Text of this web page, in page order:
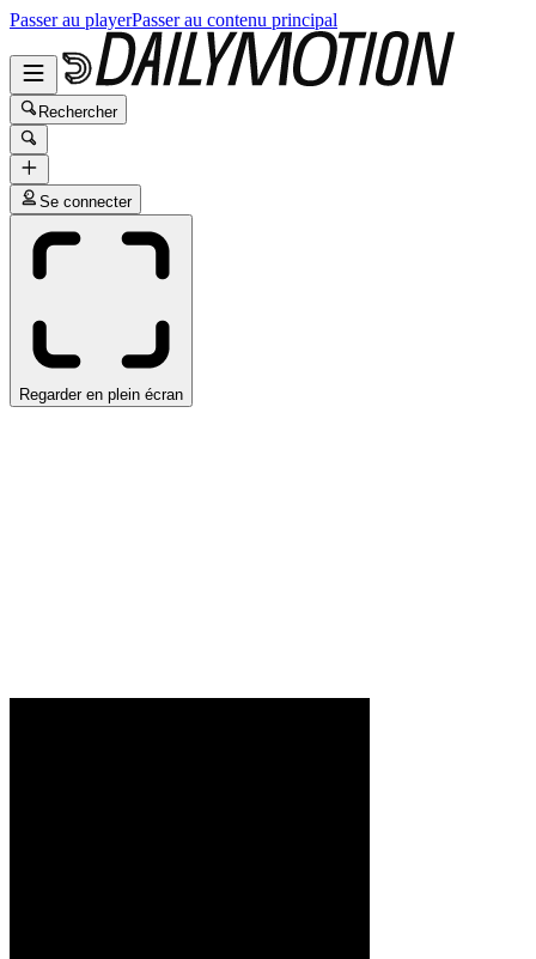
Passer au playerPasser au contenu principal
Rechercher
Se connecter
Regarder en plein écran